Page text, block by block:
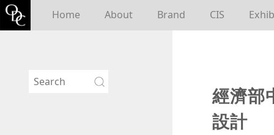
Home About Brand CIS
經濟部
設計